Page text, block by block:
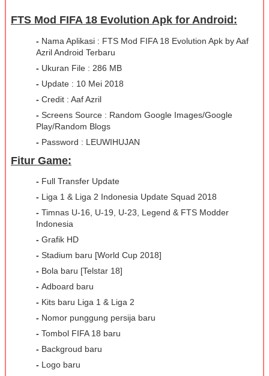
FTS Mod FIFA 18 Evolution Apk for Android:
- Nama Aplikasi : FTS Mod FIFA 18 Evolution Apk by Aaf
Azril Android Terbaru
- Ukuran File : 286 MB
- Update : 10 Mei 2018
- Credit : Aaf Azril
- Screens Source : Random Google Images/Google
Play/Random Blogs
- Password : LEUWIHUJAN
Fitur Game:
- Full Transfer Update
- Liga 1 & Liga 2 Indonesia Update Squad 2018
- Timnas U-16, U-19, U-23, Legend & FTS Modder
Indonesia
- Grafik HD
- Stadium baru [World Cup 2018]
- Bola baru [Telstar 18]
- Adboard baru
- Kits baru Liga 1 & Liga 2
- Nomor punggung persija baru
- Tombol FIFA 18 baru
- Backgroud baru
- Logo baru